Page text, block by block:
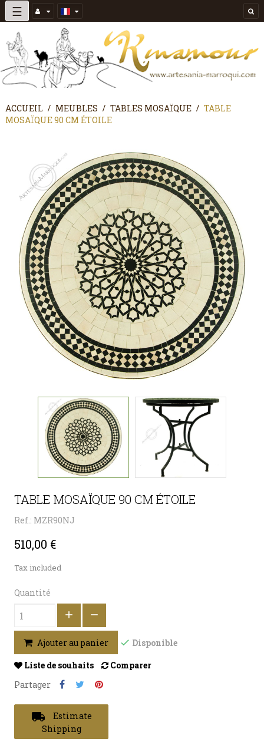
Basculer
la
navigation
☰
ACCUEIL MEUBLES TABLES MOSAÏQUE
TABLE
MOSAÏQUE 90 CM ÉTOILE
TABLE MOSAÏQUE 90 CM ÉTOILE
Ref.: MZR90NJ
510,00 €
Tax included
Quantité
Ajouter au panier Disponible
Liste de souhaits
Comparer
Partager
local_shipping
Estimate
Shipping